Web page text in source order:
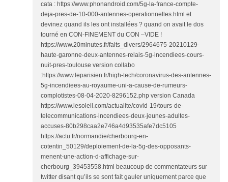
cata : https://www.phonandroid.com/5g-la-france-compte-
deja-pres-de-10-000-antennes-operationnelles.html et
devinez quand ils les ont installées ? quand on avait le dos
tourné en CON-FINEMENT du CON –VIDE !
https://www.20minutes.fr/faits_divers/2964675-20210129-
haute-garonne-deux-antennes-relais-5g-incendiees-cours-
nuit-pres-toulouse version collabo
:https://www.leparisien.fr/high-tech/coronavirus-des-antennes-
5g-incendiees-au-royaume-uni-a-cause-de-rumeurs-
complotistes-08-04-2020-8296152.php version Canada
https://www.lesoleil.com/actualite/covid-19/tours-de-
telecommunications-incendiees-deux-jeunes-adultes-
accuses-80b298caa2e746a4d93535afe7dc5105
https://actu.fr/normandie/cherbourg-en-
cotentin_50129/deploiement-de-la-5g-des-opposants-
menent-une-action-d-affichage-sur-
cherbourg_39453558.html beaucoup de commentateurs sur
twitter disant qu’ils se sont fait gauler uniquement parce que